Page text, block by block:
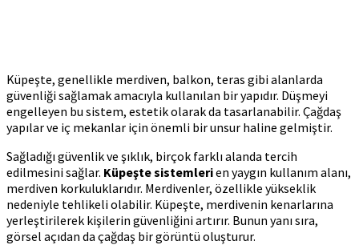
Küpeşte, genellikle merdiven, balkon, teras gibi alanlarda
güvenliği sağlamak amacıyla kullanılan bir yapıdır. Düşmeyi
engelleyen bu sistem, estetik olarak da tasarlanabilir. Çağdaş
yapılar ve iç mekanlar için önemli bir unsur haline gelmiştir.
Sağladığı güvenlik ve şıklık, birçok farklı alanda tercih
edilmesini sağlar. Küpeşte sistemlerien yaygın kullanım alanı,
merdiven korkuluklarıdır. Merdivenler, özellikle yükseklik
nedeniyle tehlikeli olabilir. Küpeşte, merdivenin kenarlarına
yerleştirilerek kişilerin güvenliğini artırır. Bunun yanı sıra,
görsel açıdan da çağdaş bir görüntü oluşturur.